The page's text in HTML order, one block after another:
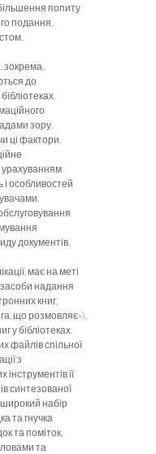
попиту
подання,
зокрема,
до
зору.
ці фактори,
урахуванням
особливостей
документів.
має на меті
засоби надання
книг,
що розмовляє»),
у бібліотеках.
файлів спільної
з
її
синтезованої
набір
та гнучка
та поміток,
та